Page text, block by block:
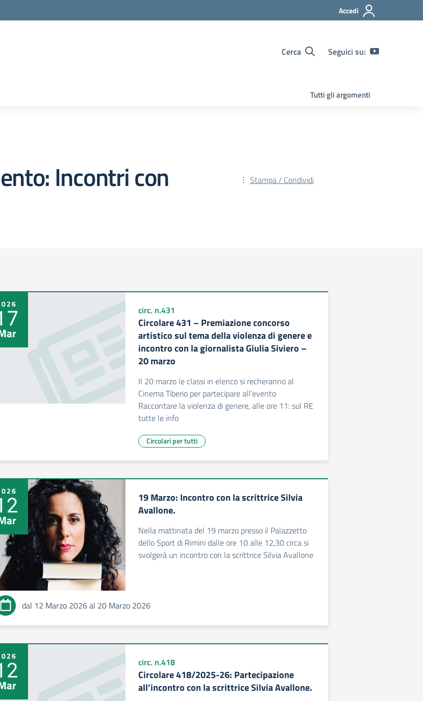
Accedi
Cerca Seguici su:
Tutti gli argomenti
Incontri con Stampa / Condividi
circ. n.431
Circolare 431 – Premiazione concorso
artistico sul tema della violenza di genere e
incontro con la giornalista Giulia Siviero –
20 marzo
Il 20 marzo le classi in elenco si recheranno al
Cinema Tiberio per partecipare all’evento
Raccontare la violenza di genere, alle ore 11: sul RE
tutte le info
Circolari per tutti
19 Marzo: Incontro con la scrittrice Silvia
Avallone.
Nella mattinata del 19 marzo presso il Palazzetto
dello Sport di Rimini dalle ore 10 alle 12,30 circa si
svolgerà un incontro con la scrittrice Silvia Avallone
dal 12 Marzo 2026 al 20 Marzo 2026
circ. n.418
Circolare 418/2025-26: Partecipazione
all’incontro con la scrittrice Silvia Avallone.